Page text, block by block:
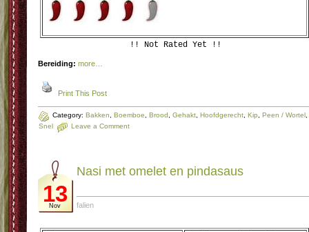
!! Not Rated Yet !!
Bereiding: more…
Print This Post
Category: Bakken Boemboe Brood Gehakt Hoofdgerecht Kip Peen / Wortel
Snel
Leave a Comment
13
Nov
Nasi met omelet en pindasaus
falien